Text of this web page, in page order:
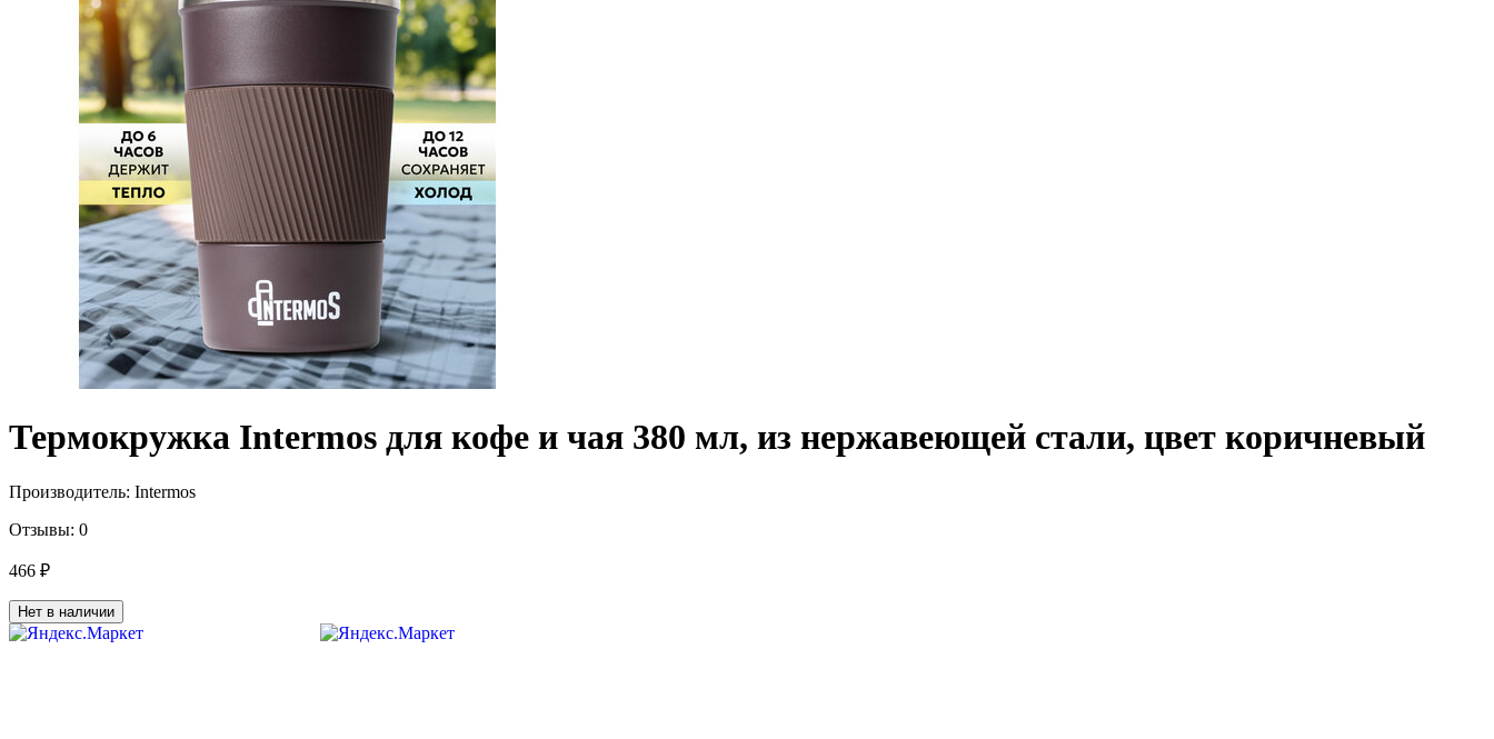
Термокружка Intermos для кофе и чая 380 мл, из нержавеющей стали, цвет коричневый
Производитель: Intermos
Отзывы: 0
466 ₽
Нет в наличии